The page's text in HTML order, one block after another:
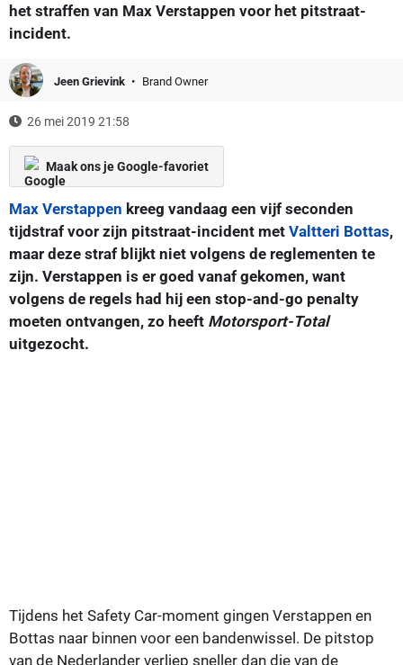
het straffen van Max Verstappen voor het pitstraat-
incident.
Jeen Grievink Brand Owner
26 mei 2019 21:58
Maak ons je Google-favoriet
Max Verstappen kreeg vandaag een vijf seconden
tijdstraf voor zijn pitstraat-incident met Valtteri Bottas,
maar deze straf blijkt niet volgens de reglementen te
zijn. Verstappen is er goed vanaf gekomen, want
volgens de regels had hij een stop-and-go penalty
moeten ontvangen, zo heeft Motorsport-Total
uitgezocht.
Tijdens het Safety Car-moment gingen Verstappen en
Bottas naar binnen voor een bandenwissel. De pitstop
van de Nederlander verliep sneller dan die van de